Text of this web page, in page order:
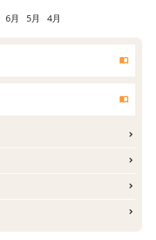
6月 5月 4月